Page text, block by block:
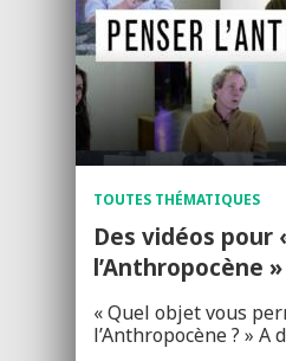
TOUTES THÉMATIQUES
Des vidéos pour
l’Anthropocène »
« Quel objet vous
l’Anthropocène ? » A